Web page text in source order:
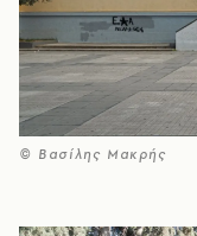
© Βασίλης Μακρής